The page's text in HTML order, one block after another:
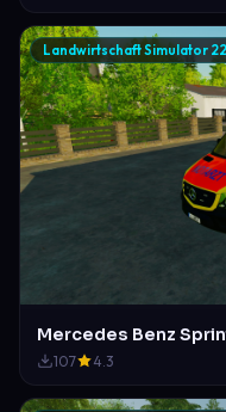
Landwirtschaft Simulator 22
Mercedes Benz
107 4.3